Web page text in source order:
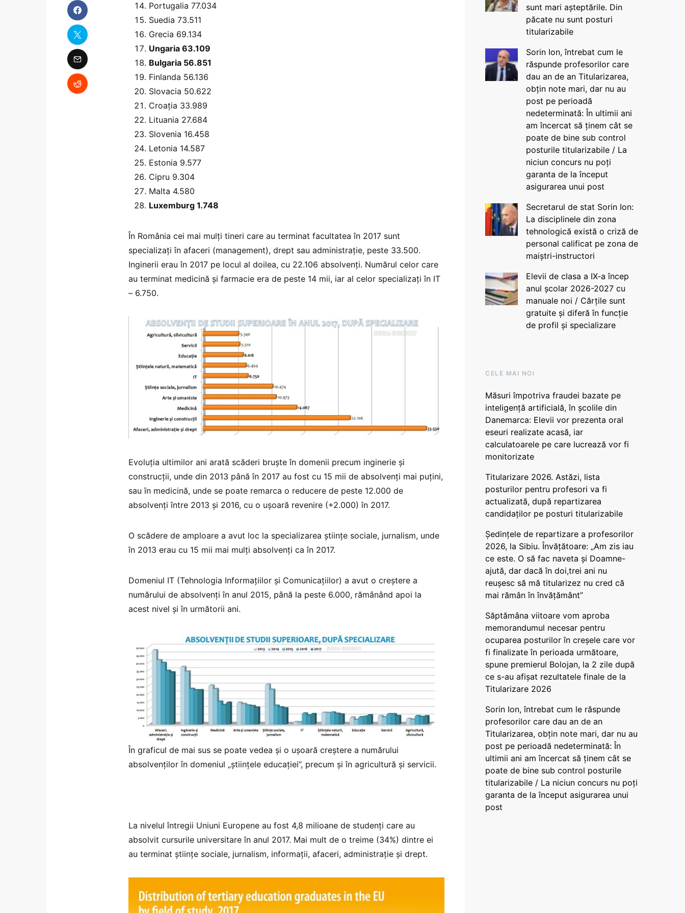
Portugalia 77.034
Suedia 73.511
Grecia 69.134
Ungaria 63.109
Bulgaria 56.851
Finlanda 56.136
Slovacia 50.622
Croaţia 33.989
Lituania 27.684
Slovenia 16.458
Letonia 14.587
Estonia 9.577
Cipru 9.304
Malta 4.580
Luxemburg 1.748
În România cei mai mulţi tineri care au terminat facultatea în 2017 sunt
specializaţi în afaceri (management), drept sau administraţie, peste 33.500.
Inginerii erau în 2017 pe locul al doilea, cu 22.106 absolvenţi. Numărul celor care
au terminat medicină şi farmacie era de peste 14 mii, iar al celor specializaţi în IT
– 6.750.
Evoluţia ultimilor ani arată scăderi bruşte în domenii precum inginerie şi
construcţii, unde din 2013 până în 2017 au fost cu 15 mii de absolvenţi mai puţini,
sau în medicină, unde se poate remarca o reducere de peste 12.000 de
absolvenţi între 2013 şi 2016, cu o uşoară revenire (+2.000) în 2017.
O scădere de amploare a avut loc la specializarea ştiinţe sociale, jurnalism, unde
în 2013 erau cu 15 mii mai mulţi absolvenţi ca în 2017.
Domeniul IT (Tehnologia Informaţiilor şi Comunicaţiilor) a avut o creştere a
numărului de absolvenţi în anul 2015, până la peste 6.000, rămânând apoi la
acest nivel şi în următorii ani.
În graficul de mai sus se poate vedea şi o uşoară creştere a numărului
absolvenţilor în domeniul „ştiinţele educaţiei”, precum şi în agricultură şi servicii.
La nivelul întregii Uniuni Europene au fost 4,8 milioane de studenţi care au
absolvit cursurile universitare în anul 2017. Mai mult de o treime (34%) dintre ei
au terminat ştiinţe sociale, jurnalism, informaţii, afaceri, administraţie şi drept.
sunt mari așteptările. Din
păcate nu sunt posturi
titularizabile
Sorin Ion, întrebat cum le
răspunde profesorilor care
dau an de an Titularizarea,
obțin note mari, dar nu au
post pe perioadă
nedeterminată: În ultimii ani
am încercat să ținem cât se
poate de bine sub control
posturile titularizabile / La
niciun concurs nu poți
garanta de la început
asigurarea unui post
Secretarul de stat Sorin Ion:
La disciplinele din zona
tehnologică există o criză de
personal calificat pe zona de
maiștri-instructori
Elevii de clasa a IX-a încep
anul școlar 2026-2027 cu
manuale noi / Cărțile sunt
gratuite și diferă în funcție
de profil și specializare
CELE MAI NOI
Măsuri împotriva fraudei bazate pe
inteligență artificială, în școlile din
Danemarca: Elevii vor prezenta oral
eseuri realizate acasă, iar
calculatoarele pe care lucrează vor fi
monitorizate
Titularizare 2026. Astăzi, lista
posturilor pentru profesori va fi
actualizată, după repartizarea
candidaților pe posturi titularizabile
Ședințele de repartizare a profesorilor
2026, la Sibiu. Învățătoare: „Am zis iau
ce este. O să fac naveta și Doamne-
ajută, dar dacă în doi,trei ani nu
reușesc să mă titularizez nu cred că
mai rămân în învățământ”
Săptămâna viitoare vom aproba
memorandumul necesar pentru
ocuparea posturilor în creșele care vor
fi finalizate în perioada următoare,
spune premierul Bolojan, la 2 zile după
ce s-au afișat rezultatele finale de la
Titularizare 2026
Sorin Ion, întrebat cum le răspunde
profesorilor care dau an de an
Titularizarea, obțin note mari, dar nu au
post pe perioadă nedeterminată: În
ultimii ani am încercat să ținem cât se
poate de bine sub control posturile
titularizabile / La niciun concurs nu poți
garanta de la început asigurarea unui
post